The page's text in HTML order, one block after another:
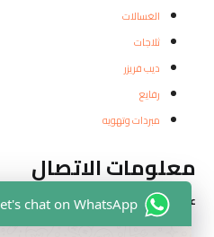
الغسالات
ثلاجات
ديب فريزر
رفايع
مبردات وتهويه
معلومات الاتصال
عناوين الفروع
المقطم الهضبه الوسطي الحي
chat on WhatsApp